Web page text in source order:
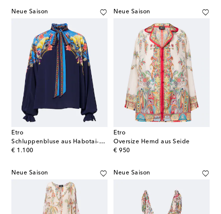
Neue Saison
Etro
Schluppenbluse aus Habotai-Seide
€ 1.100
original price
Neue Saison
Etro
Oversize Hemd aus Seide
€ 950
original price
Neue Saison Neue Saison